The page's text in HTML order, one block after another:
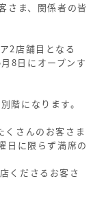
さま、関係者の皆
2店舗目となる
8日にオープンす
階になります。
くさんのお客さま
日に限らず満席の
くださるお客さ